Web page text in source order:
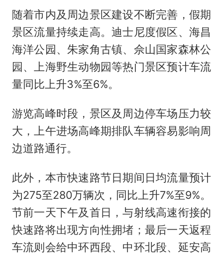
随着市内及周边景区建设不断完善，假期
景区流量持续走高。迪士尼度假区、海昌
海洋公园、朱家角古镇、佘山国家森林公
园、上海野生动物园等热门景区预计车流
量同比上升3%至6%。
游览高峰时段，景区及周边停车场压力较
大，上午进场高峰期排队车辆容易影响周
边道路通行。
此外，本市快速路节日期间日均流量预计
为275至280万辆次，同比上升7%至9%。
节前一天下午及首日，与射线高速衔接的
快速路将出现方向性拥堵；最后一天返程
车流则会给中环西段、中环北段、延安高